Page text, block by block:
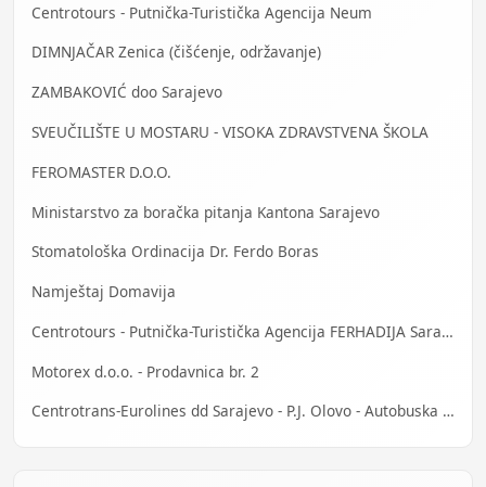
Centrotours - Putnička-Turistička Agencija Neum
DIMNJAČAR Zenica (čišćenje, održavanje)
ZAMBAKOVIĆ doo Sarajevo
SVEUČILIŠTE U MOSTARU - VISOKA ZDRAVSTVENA ŠKOLA
FEROMASTER D.O.O.
Ministarstvo za boračka pitanja Kantona Sarajevo
Stomatološka Ordinacija Dr. Ferdo Boras
Namještaj Domavija
Centrotours - Putnička-Turistička Agencija FERHADIJA Sarajevo
Motorex d.o.o. - Prodavnica br. 2
Centrotrans-Eurolines dd Sarajevo - P.J. Olovo - Autobuska stanica